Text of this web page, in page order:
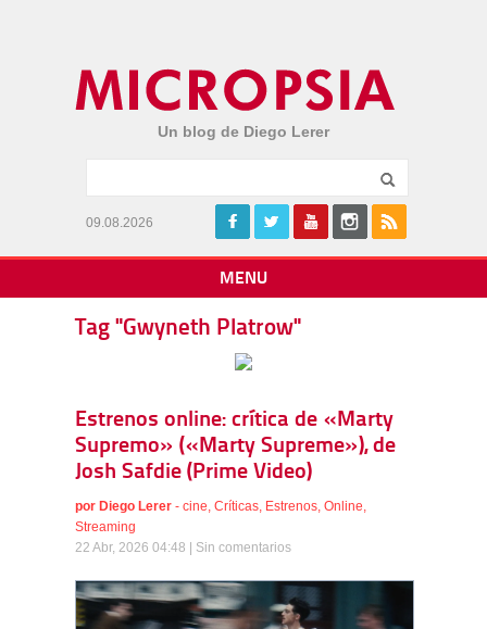
Un blog de Diego Lerer
09.08.2026
MENU
Tag "Gwyneth Platrow"
Estrenos online: crítica de «Marty
Supremo» («Marty Supreme»), de
Josh Safdie (Prime Video)
por Diego Lerer - cine, Críticas, Estrenos, Online,
Streaming
22 Abr, 2026 04:48 | Sin comentarios